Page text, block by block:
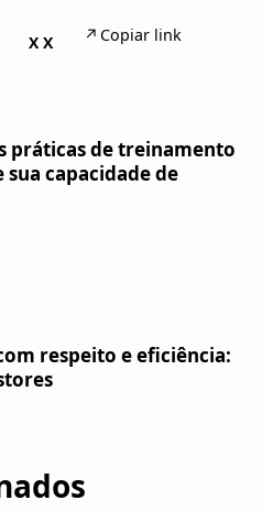
X X ↗ Copiar link
práticas de treinamento
capacidade de
respeito e eficiência: